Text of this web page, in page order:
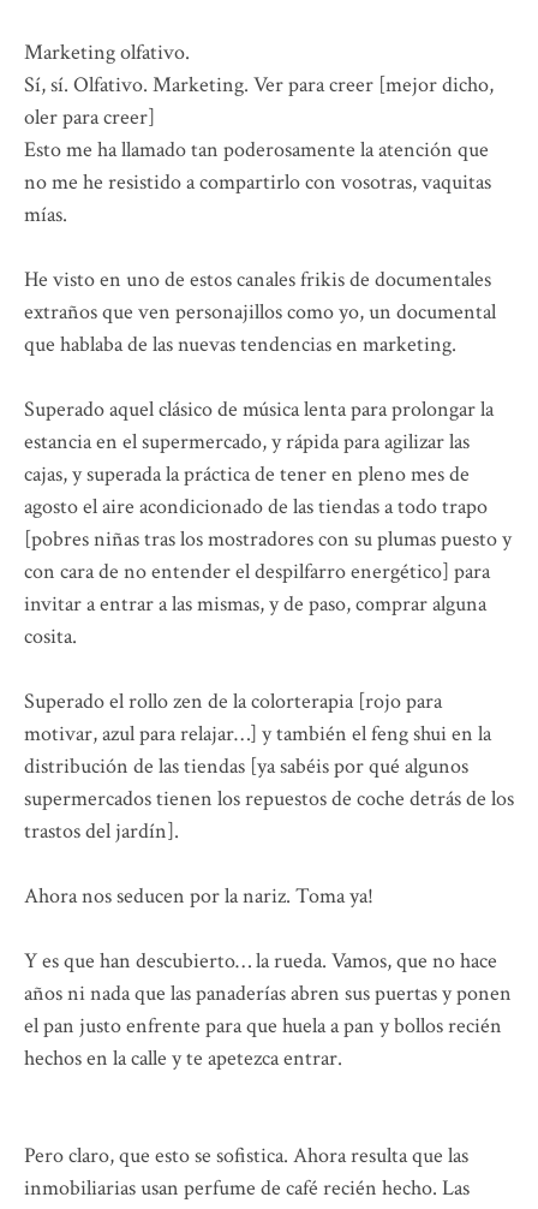
Marketing olfativo.
Sí, sí. Olfativo. Marketing. Ver para creer [mejor dicho,
oler para creer]
Esto me ha llamado tan poderosamente la atención que
no me he resistido a compartirlo con vosotras, vaquitas
mías.
He visto en uno de estos canales frikis de documentales
extraños que ven personajillos como yo, un documental
que hablaba de las nuevas tendencias en marketing.
Superado aquel clásico de música lenta para prolongar la
estancia en el supermercado, y rápida para agilizar las
cajas, y superada la práctica de tener en pleno mes de
agosto el aire acondicionado de las tiendas a todo trapo
[pobres niñas tras los mostradores con su plumas puesto y
con cara de no entender el despilfarro energético] para
invitar a entrar a las mismas, y de paso, comprar alguna
cosita.
Superado el rollo zen de la colorterapia [rojo para
motivar, azul para relajar…] y también el feng shui en la
distribución de las tiendas [ya sabéis por qué algunos
supermercados tienen los repuestos de coche detrás de los
trastos del jardín].
Ahora nos seducen por la nariz. Toma ya!
Y es que han descubierto… la rueda. Vamos, que no hace
años ni nada que las panaderías abren sus puertas y ponen
el pan justo enfrente para que huela a pan y bollos recién
hechos en la calle y te apetezca entrar.
Pero claro, que esto se sofistica. Ahora resulta que las
inmobiliarias usan perfume de café recién hecho. Las